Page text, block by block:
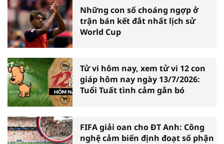
Những con số choáng ngợp ở
trận bán kết đắt nhất lịch sử
World Cup
Tử vi hôm nay, xem tử vi 12 con
giáp hôm nay ngày 13/7/2026:
Tuổi Tuất tình cảm gắn bó
FIFA giải oan cho ĐT Anh: Công
nghệ cảm biến định đoạt số phận